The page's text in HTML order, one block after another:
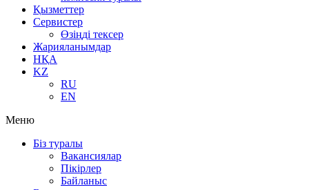
Қызметтер
Сервистер
Өзіңді тексер
Жарияланымдар
НҚА
KZ
RU
EN
Меню
Біз туралы
Вакансиялар
Пікірлер
Байланыс